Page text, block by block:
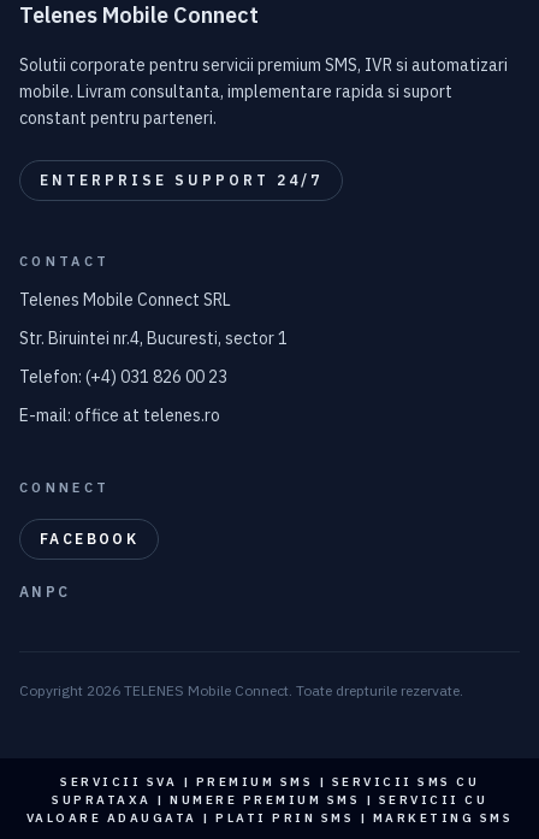
Telenes Mobile Connect
Solutii corporate pentru servicii premium SMS, IVR si automatizari
mobile. Livram consultanta, implementare rapida si suport
constant pentru parteneri.
ENTERPRISE SUPPORT 24/7
CONTACT
Telenes Mobile Connect SRL
Str. Biruintei nr.4, Bucuresti, sector 1
Telefon: (+4) 031 826 00 23
E-mail: office at telenes.ro
CONNECT
FACEBOOK
ANPC
Copyright 2026 TELENES Mobile Connect. Toate drepturile rezervate.
SERVICII SVA | PREMIUM SMS | SERVICII SMS CU
SUPRATAXA | NUMERE PREMIUM SMS | SERVICII CU
VALOARE ADAUGATA | PLATI PRIN SMS | MARKETING SMS